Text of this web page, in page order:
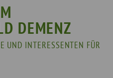
DEMENZ
UND INTERESSENTEN FÜR